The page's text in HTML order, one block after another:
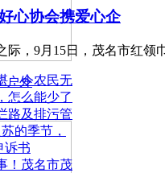
户外
心协会携爱心企
际，9月15日，茂名市红领
，令农民无
怎么能少了
路及排污管
的季节，
诉书
！茂名市茂